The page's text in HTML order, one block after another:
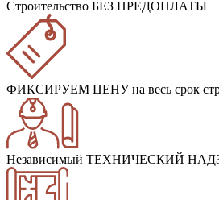
Строительство БЕЗ ПРЕДОПЛАТЫ
ФИКСИРУЕМ ЦЕНУна весь срок
Независимый ТЕХНИЧЕСКИЙ